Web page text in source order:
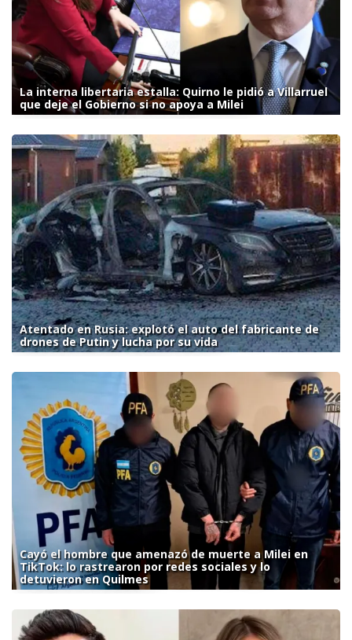
La interna libertaria estalla: Quirno le pidió a Villarruel
que deje el Gobierno si no apoya a Milei
Atentado en Rusia: explotó el auto del fabricante de
drones de Putin y lucha por su vida
Cayó el hombre que amenazó de muerte a Milei en
TikTok: lo rastrearon por redes sociales y lo
detuvieron en Quilmes